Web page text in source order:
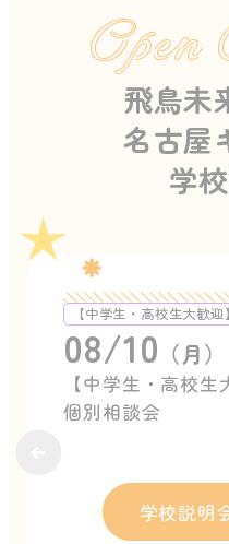
Open
飛鳥未
名古屋
学
【中学生・高校生大歓
08/10 （月）
【中学生・高校
個別相談会
学校説明